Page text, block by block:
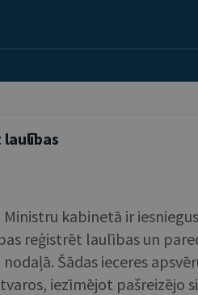
kabinetā ir
reģistrēt laulības un
Šādas ieceres
iezīmējot